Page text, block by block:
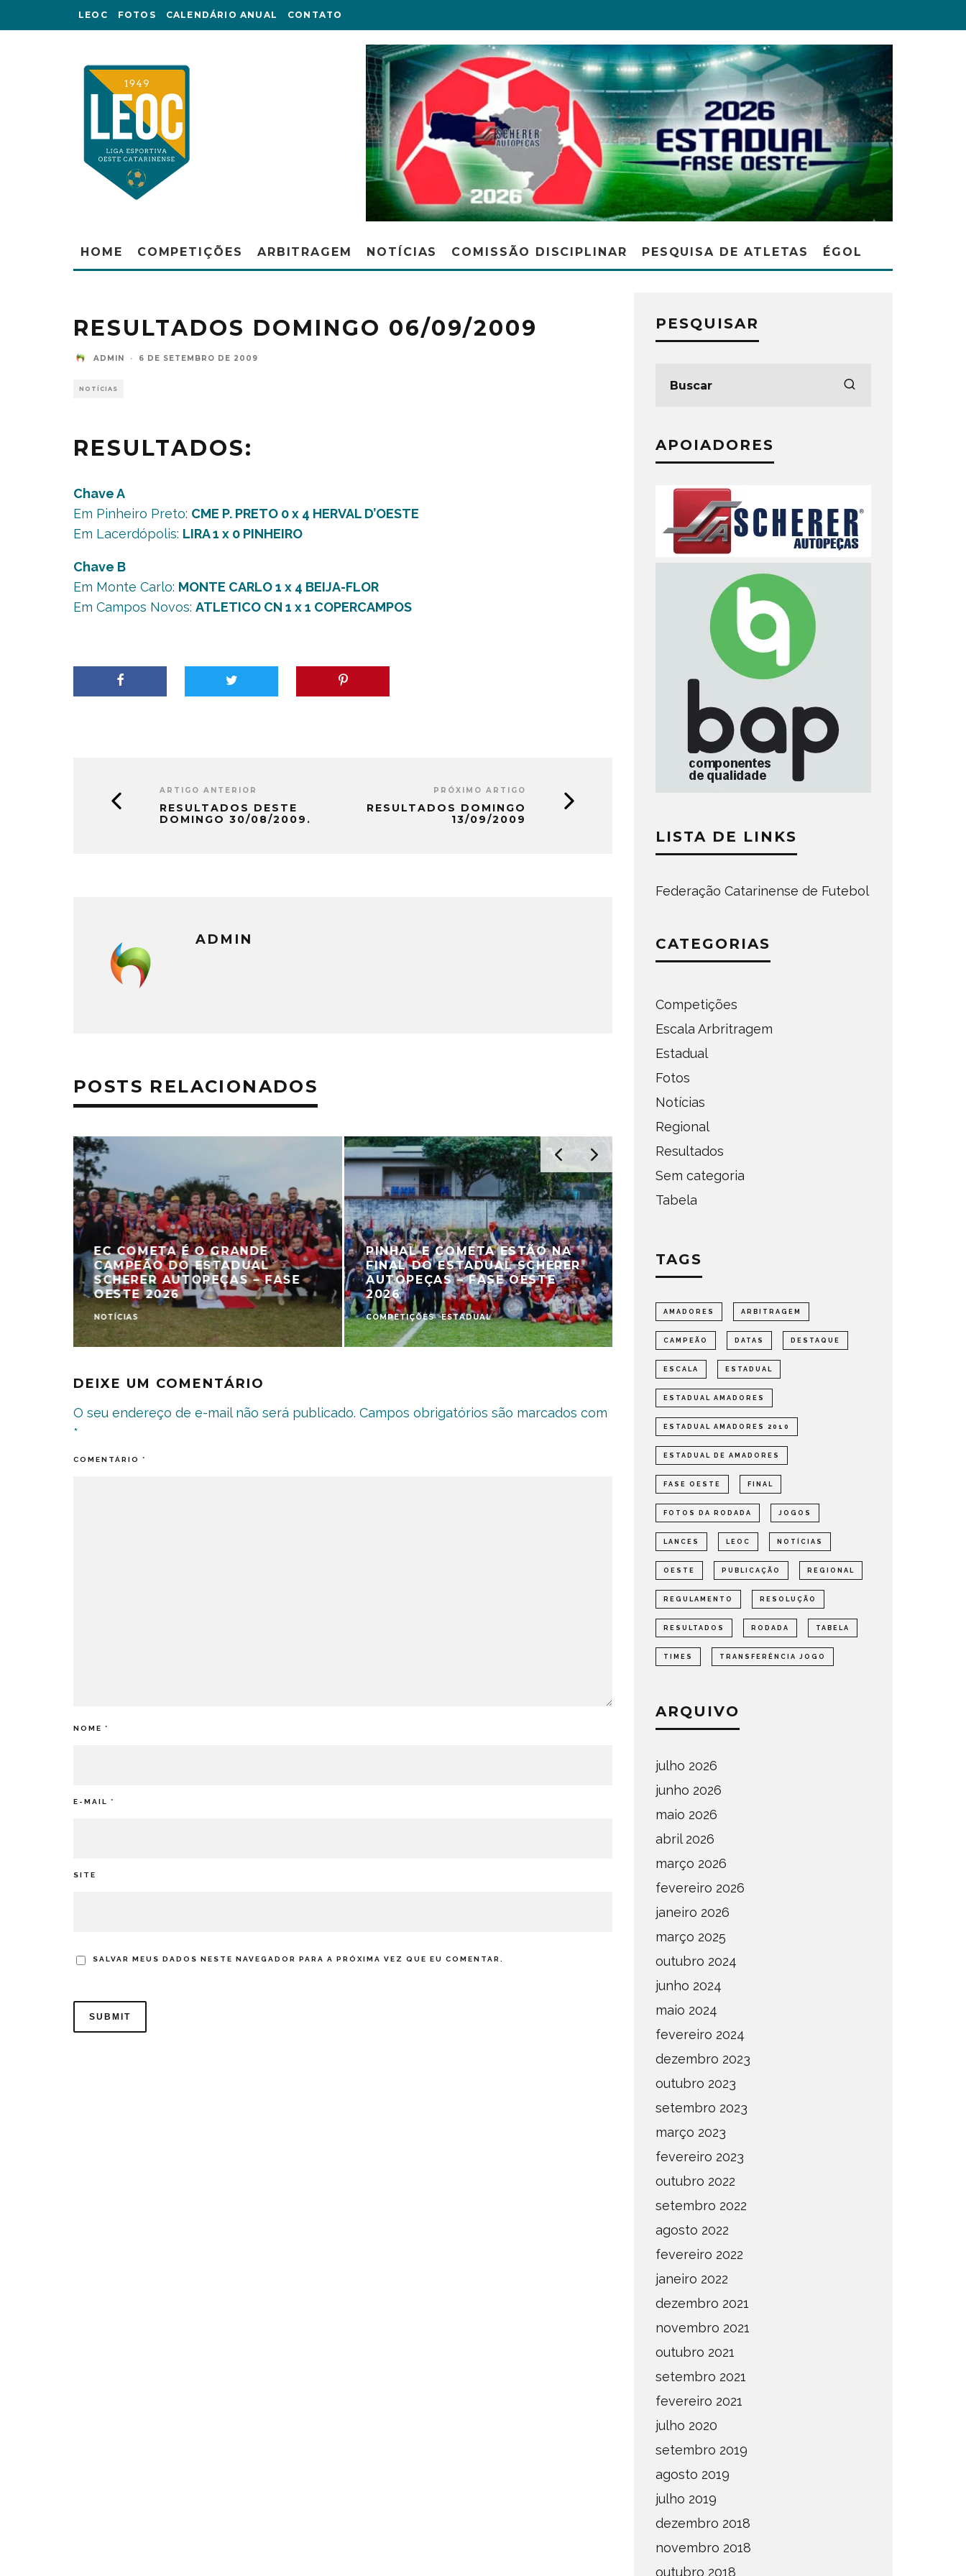
LEOC FOTOS CALENDÁRIO ANUAL CONTATO
HOME COMPETIÇÕES ARBITRAGEM NOTÍCIAS COMISSÃO DISCIPLINAR PESQUISA DE ATLETAS ÉGOL
RESULTADOS DOMINGO 06/09/2009
ADMIN · 6 DE SETEMBRO DE 2009
NOTÍCIAS
RESULTADOS:
Chave A
Em Pinheiro Preto: CME P. PRETO 0 x 4 HERVAL D’OESTE
Em Lacerdópolis: LIRA 1 x 0 PINHEIRO
Chave B
Em Monte Carlo: MONTE CARLO 1 x 4 BEIJA-FLOR
Em Campos Novos: ATLETICO CN 1 x 1 COPERCAMPOS
ARTIGO ANTERIOR
RESULTADOS DESTE
DOMINGO 30/08/2009.
PRÓXIMO ARTIGO
RESULTADOS DOMINGO
13/09/2009
ADMIN
POSTS RELACIONADOS
EC COMETA É O GRANDE
CAMPEÃO DO ESTADUAL
SCHERER AUTOPEÇAS – FASE
OESTE 2026
NOTÍCIAS
PINHAL E COMETA ESTÃO NA
FINAL DO ESTADUAL SCHERER
AUTOPEÇAS – FASE OESTE
2026
COMPETIÇÕES ESTADUAL
DEFINIDOS OS SEMIFINALISTAS
DO ESTADUAL DE AMADORES –
COMPETIÇÕES ESTADUAL NOTÍCIAS
DEIXE UM COMENTÁRIO
O seu endereço de e-mail não será publicado. Campos obrigatórios são marcados com
*
COMENTÁRIO *
NOME *
E-MAIL *
SITE
SALVAR MEUS DADOS NESTE NAVEGADOR PARA A PRÓXIMA VEZ QUE EU COMENTAR.
PESQUISAR
APOIADORES
LISTA DE LINKS
Federação Catarinense de Futebol
CATEGORIAS
Competições
Escala Arbritragem
Estadual
Fotos
Notícias
Regional
Resultados
Sem categoria
Tabela
TAGS
AMADORES ARBITRAGEM
CAMPEÃO DATAS DESTAQUE
ESCALA ESTADUAL
ESTADUAL AMADORES
ESTADUAL AMADORES 2010
ESTADUAL DE AMADORES
FASE OESTE FINAL
FOTOS DA RODADA JOGOS
LANCES LEOC NOTÍCIAS
OESTE PUBLICAÇÃO REGIONAL
REGULAMENTO RESOLUÇÃO
RESULTADOS RODADA TABELA
TIMES TRANSFERÊNCIA JOGO
ARQUIVO
julho 2026
junho 2026
maio 2026
abril 2026
março 2026
fevereiro 2026
janeiro 2026
março 2025
outubro 2024
junho 2024
maio 2024
fevereiro 2024
dezembro 2023
outubro 2023
setembro 2023
março 2023
fevereiro 2023
outubro 2022
setembro 2022
agosto 2022
fevereiro 2022
janeiro 2022
dezembro 2021
novembro 2021
outubro 2021
setembro 2021
fevereiro 2021
julho 2020
setembro 2019
agosto 2019
julho 2019
dezembro 2018
novembro 2018
outubro 2018